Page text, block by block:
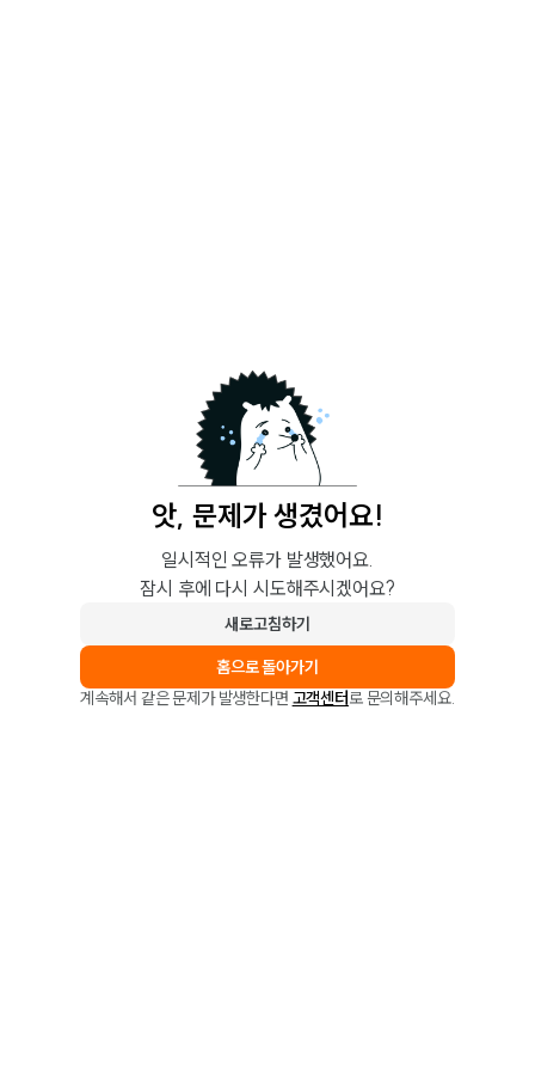
앗, 문제가 생겼어요!
일시적인 오류가 발생했어요.
잠시 후에 다시 시도해주시겠어요?
새로고침하기
홈으로 돌아가기
계속해서 같은 문제가 발생한다면 고객센터로 문의해주세요.